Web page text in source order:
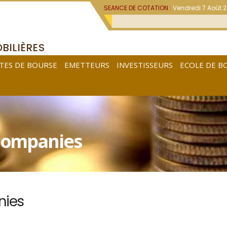
SEANCE DE COTATION :Vendredi 7 Août
DE BOURSE EMETTEURS INVESTISSEURS ECOLE DE